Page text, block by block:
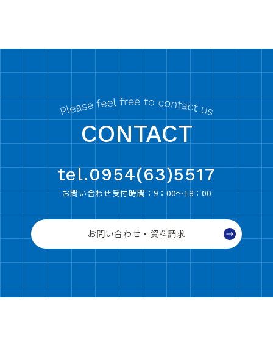
CONTACT
tel.0954(63)5517
お問い合わせ受付時間：9：00〜18：00
お問い合わせ・資料請求